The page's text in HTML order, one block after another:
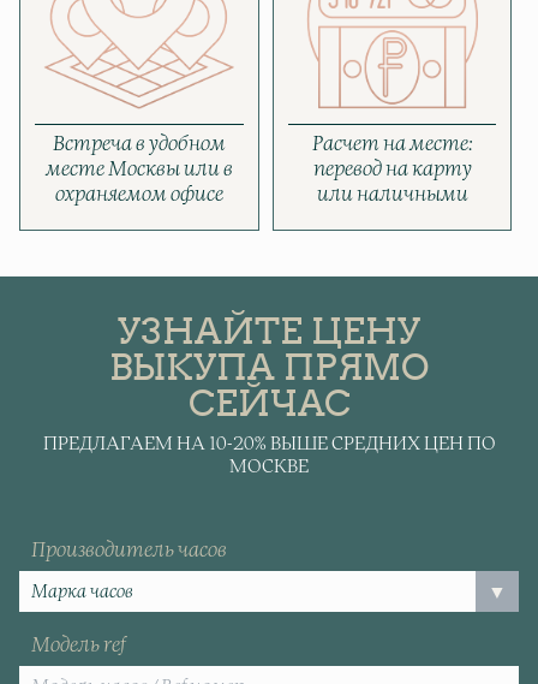
Встреча в удобном
месте Москвы или в
охраняемом офисе
Расчет на месте:
перевод на карту
или наличными
УЗНАЙТЕ ЦЕНУ
ВЫКУПА ПРЯМО
СЕЙЧАС
ПРЕДЛАГАЕМ НА 10-20% ВЫШЕ СРЕДНИХ ЦЕН ПО
МОСКВЕ
Производитель часов
Модель ref